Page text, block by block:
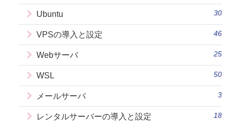
Ubuntu 30
VPSの導入と設定 46
Webサーバ 25
WSL 50
メールサーバ 3
レンタルサーバーの導入と設定 18